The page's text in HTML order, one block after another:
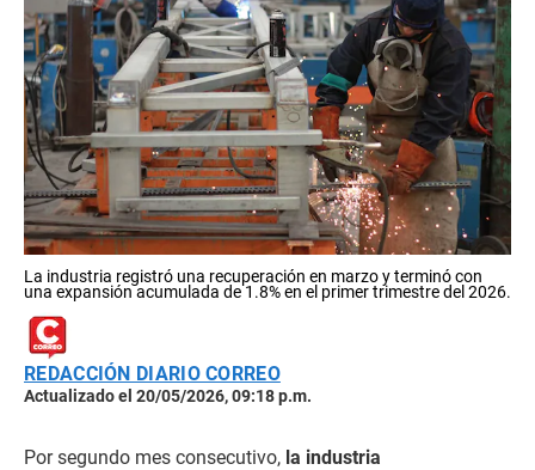
La industria registró una recuperación en marzo y terminó con
una expansión acumulada de 1.8% en el primer trimestre del 2026.
REDACCIÓN DIARIO CORREO
Actualizado el 20/05/2026, 09:18 p.m.
Por segundo mes consecutivo, la industria